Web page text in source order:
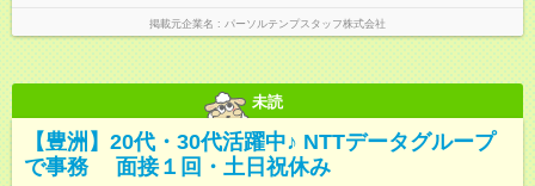
掲載元企業名 パーソルテンプスタッフ株式会社
未読
【豊洲】20代・30代活躍中♪ NTTデータグループ
で事務 面接１回・土日祝休み